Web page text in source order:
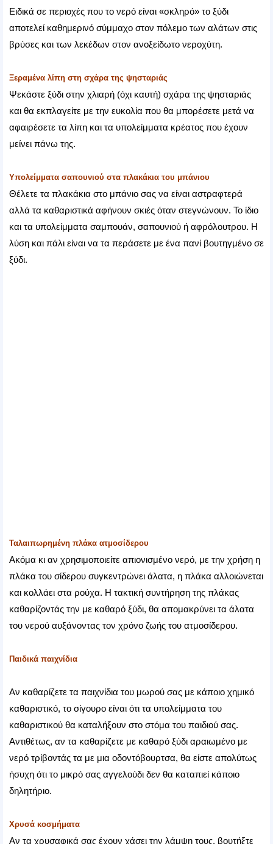
Ειδικά σε περιοχές που το νερό είναι «σκληρό» το ξύδι
αποτελεί καθημερινό σύμμαχο στον πόλεμο των αλάτων στις
βρύσες και των λεκέδων στον ανοξείδωτο νεροχύτη.
Ξεραμένα λίπη στη σχάρα της ψησταριάς
Ψεκάστε ξύδι στην χλιαρή (όχι καυτή) σχάρα της ψησταριάς
και θα εκπλαγείτε με την ευκολία που θα μπορέσετε μετά να
αφαιρέσετε τα λίπη και τα υπολείμματα κρέατος που έχουν
μείνει πάνω της.
Υπολείμματα σαπουνιού στα πλακάκια του μπάνιου
Θέλετε τα πλακάκια στο μπάνιο σας να είναι αστραφτερά
αλλά τα καθαριστικά αφήνουν σκιές όταν στεγνώνουν. Το ίδιο
και τα υπολείμματα σαμπουάν, σαπουνιού ή αφρόλουτρου. Η
λύση και πάλι είναι να τα περάσετε με ένα πανί βουτηγμένο σε
ξύδι.
Ταλαιπωρημένη πλάκα ατμοσίδερου
Ακόμα κι αν χρησιμοποιείτε απιονισμένο νερό, με την χρήση η
πλάκα του σίδερου συγκεντρώνει άλατα, η πλάκα αλλοιώνεται
και κολλάει στα ρούχα. Η τακτική συντήρηση της πλάκας
καθαρίζοντάς την με καθαρό ξύδι, θα απομακρύνει τα άλατα
του νερού αυξάνοντας τον χρόνο ζωής του ατμοσίδερου.
Παιδικά παιχνίδια
Αν καθαρίζετε τα παιχνίδια του μωρού σας με κάποιο χημικό
καθαριστικό, το σίγουρο είναι ότι τα υπολείμματα του
καθαριστικού θα καταλήξουν στο στόμα του παιδιού σας.
Αντιθέτως, αν τα καθαρίζετε με καθαρό ξύδι αραιωμένο με
νερό τρίβοντάς τα με μια οδοντόβουρτσα, θα είστε απολύτως
ήσυχη ότι το μικρό σας αγγελούδι δεν θα καταπιεί κάποιο
δηλητήριο.
Χρυσά κοσμήματα
Αν τα χρυσαφικά σας έχουν χάσει την λάμψη τους, βουτήξτε